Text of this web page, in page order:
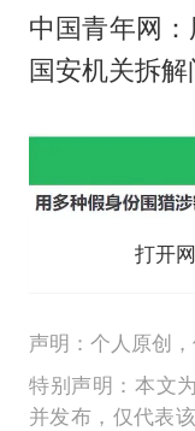
中国青年网
国安机关拆解
打开
声明：个人原创
特别声明：本文
并发布，仅代表